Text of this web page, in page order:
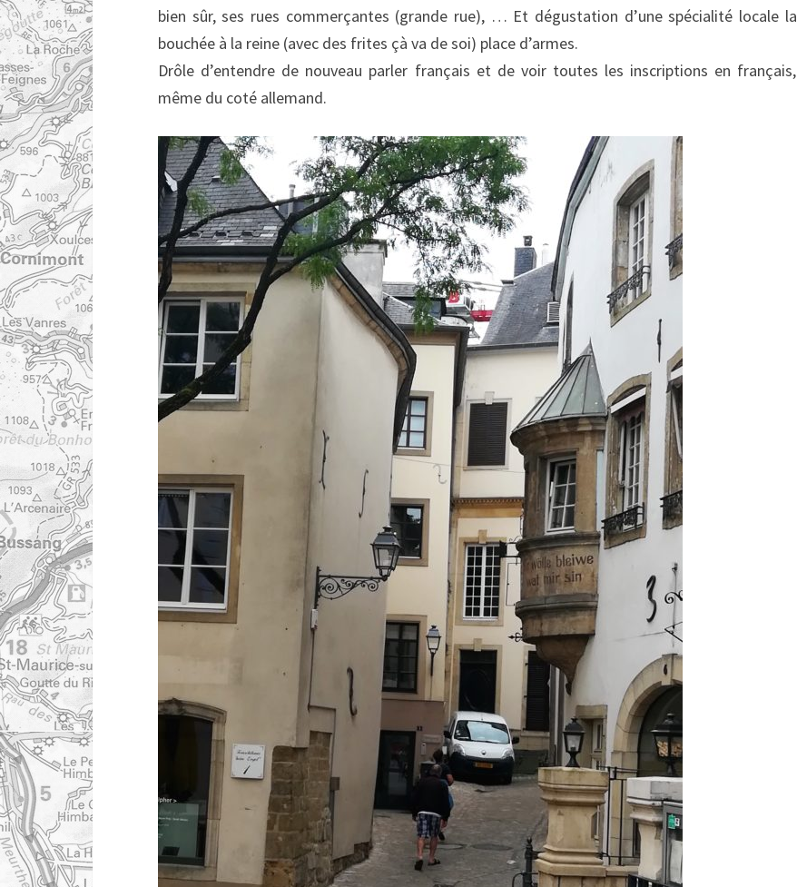
bien sûr, ses rues commerçantes (grande rue), … Et dégustation d’une spécialité locale la
bouchée à la reine (avec des frites çà va de soi) place d’armes.
Drôle d’entendre de nouveau parler français et de voir toutes les inscriptions en français,
même du coté allemand.